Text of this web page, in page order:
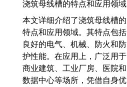
浇筑母线槽的特点和应用领域
本文详细介绍了浇筑母线槽的
特点和应用领域。其特点包括
良好的电气、机械、防火和防
护性能。在应用上，广泛用于
商业建筑、工业厂房、医院和
数据中心等场所，凭借自身优